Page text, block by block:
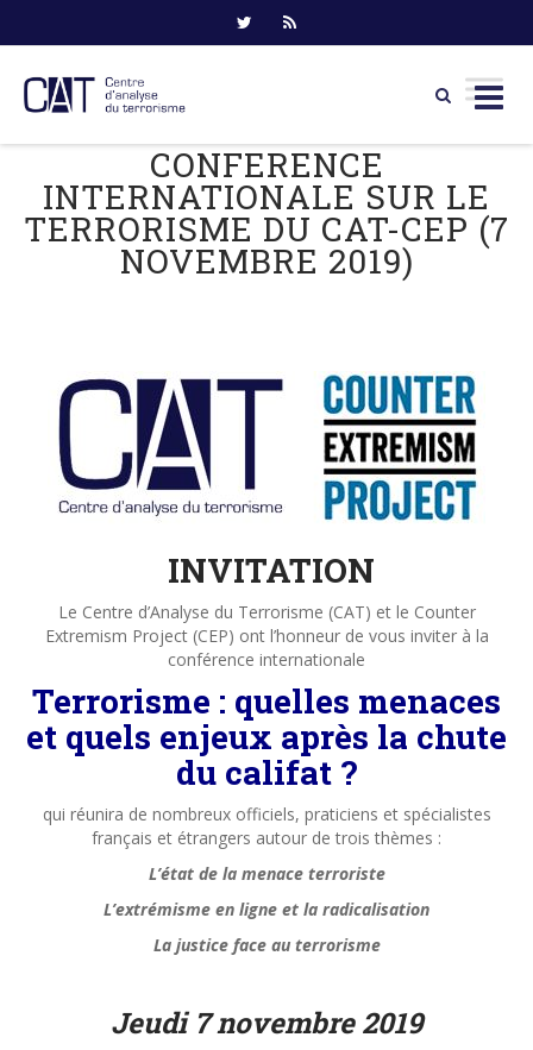
content
CONFERENCE
INTERNATIONALE SUR LE
TERRORISME DU CAT-CEP (7
NOVEMBRE 2019)
INVITATION
Le Centre d’Analyse du Terrorisme (CAT) et le Counter
Extremism Project (CEP) ont l’honneur de vous inviter à la
conférence internationale
Terrorisme : quelles menaces
et quels enjeux après la chute
du califat ?
qui réunira de nombreux officiels, praticiens et spécialistes
français et étrangers autour de trois thèmes :
L’état de la menace terroriste
L’extrémisme en ligne et la radicalisation
La justice face au terrorisme
Jeudi 7 novembre 2019